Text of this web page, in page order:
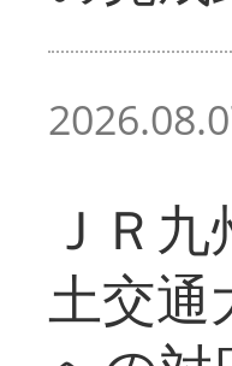
ＪＲ
土交